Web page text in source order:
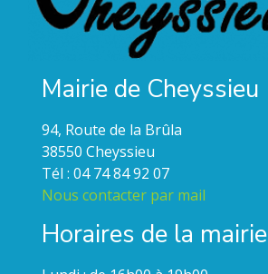
Mairie de Cheyssieu
94, Route de la Brûla
38550 Cheyssieu
Tél : 04 74 84 92 07
Nous contacter par mail
Horaires de la mairie